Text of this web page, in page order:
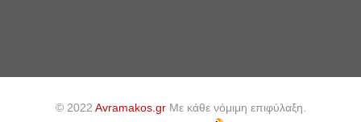
© 2022 Avramakos.grΜε κάθε νόμιμη επιφύλαξη.